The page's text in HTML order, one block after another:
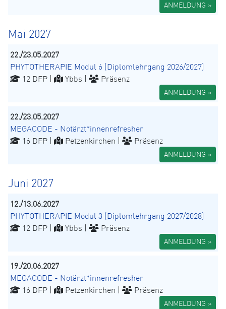
ANMELDUNG »
Mai 2027
22./23.05.2027
PHYTOTHERAPIE Modul 6 (Diplomlehrgang 2026/2027)
12 DFP |
Ybbs | Präsenz
ANMELDUNG »
22./23.05.2027
MEGACODE - Notärzt*innenrefresher
16 DFP |
Petzenkirchen | Präsenz
ANMELDUNG »
Juni 2027
12./13.06.2027
PHYTOTHERAPIE Modul 3 (Diplomlehrgang 2027/2028)
12 DFP |
Ybbs | Präsenz
ANMELDUNG »
19./20.06.2027
MEGACODE - Notärzt*innenrefresher
16 DFP |
Petzenkirchen | Präsenz
ANMELDUNG »